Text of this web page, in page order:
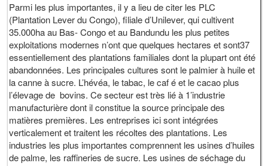
Parmi les plus importantes, il y a lieu de citer les PLC
(Plantation Lever du Congo), filiale d’Unilever, qui cultivent
35.000ha au Bas- Congo et au Bandundu les plus petites
exploitations modernes n’ont que quelques hectares et sont37
essentiellement des plantations familiales dont la plupart ont été
abandonnées. Les principales cultures sont le palmier à huile et
la canne à sucre. L’hévéa, le tabac, le caf é et le cacao plus
l’élevage de bovins. Ce secteur est très lié à 1’industrie
manufacturière dont il constitue la source principale des
matières premières. Les entreprises ici sont intégrées
verticalement et traitent les récoltes des plantations. Les
industries les plus importantes comprennent les usines d’huiles
de palme, les raffineries de sucre. Les usines de séchage du